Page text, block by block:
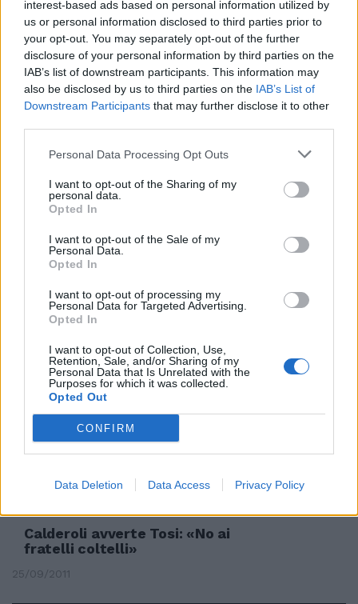
interest-based ads based on personal information utilized by
us or personal information disclosed to third parties prior to
your opt-out. You may separately opt-out of the further
disclosure of your personal information by third parties on the
IAB’s list of downstream participants. This information may
also be disclosed by us to third parties on the IAB’s List of
Downstream Participants that may further disclose it to other
Personal Data Processing Opt Outs
I want to opt-out of the Sharing of my
personal data.
Opted In
I want to opt-out of the Sale of my
Personal Data.
Opted In
I want to opt-out of processing my
Personal Data for Targeted Advertising.
Opted In
I want to opt-out of Collection, Use,
Retention, Sale, and/or Sharing of my
Personal Data that Is Unrelated with the
Purposes for which it was collected.
Opted Out
CONFIRM
Data Deletion Data Access Privacy Policy
vuole cacciarmi»
22/01/2012
Berlusconi avverte Monti
24/12/2011
Moody's avverte anche
l'Inghilterra
24/12/2011
Pecoraro avverte Cerroni «Non
farà lo speculatore»
30/10/2011
JP Morgan ci avverte:
recessione nel 2012
Calderoli avverte Tosi: «No ai
fratelli coltelli»
25/09/2011